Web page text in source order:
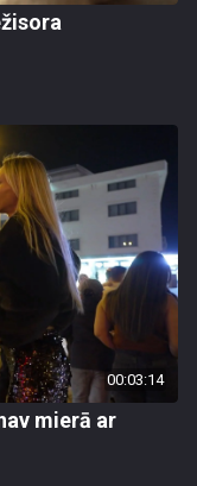
00:03:14
mierā ar